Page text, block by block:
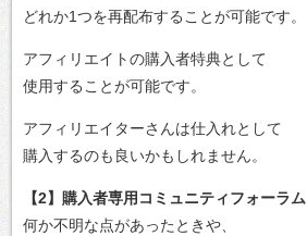
どれか1つを再配布することが可能です。
アフィリエイトの購入者特典として
使用することが可能です。
アフィリエイターさんは仕入れとして
購入するのも良いかもしれません。
【2】購入者専用コミュニティフォーラム
何か不明な点があったときや、